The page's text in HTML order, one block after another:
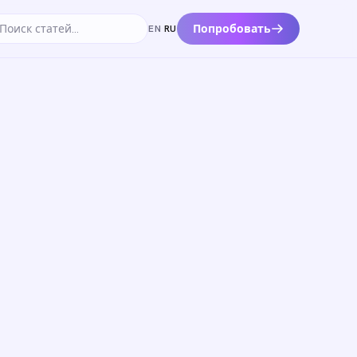
по статьям EN RU Попробовать